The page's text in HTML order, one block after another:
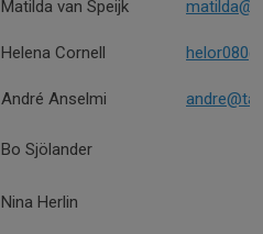
Matilda van Speijk
Helena Cornell
André Anselmi
Bo Sjölander
Nina Herlin